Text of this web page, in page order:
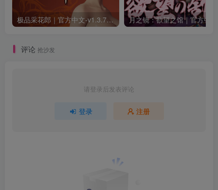
极品采花郎｜官方中文-v1.3.7+满金币初始存档+通关存档｜7.11G｜免安装
评论 抢沙发
请登录后发表评论
登录 注册